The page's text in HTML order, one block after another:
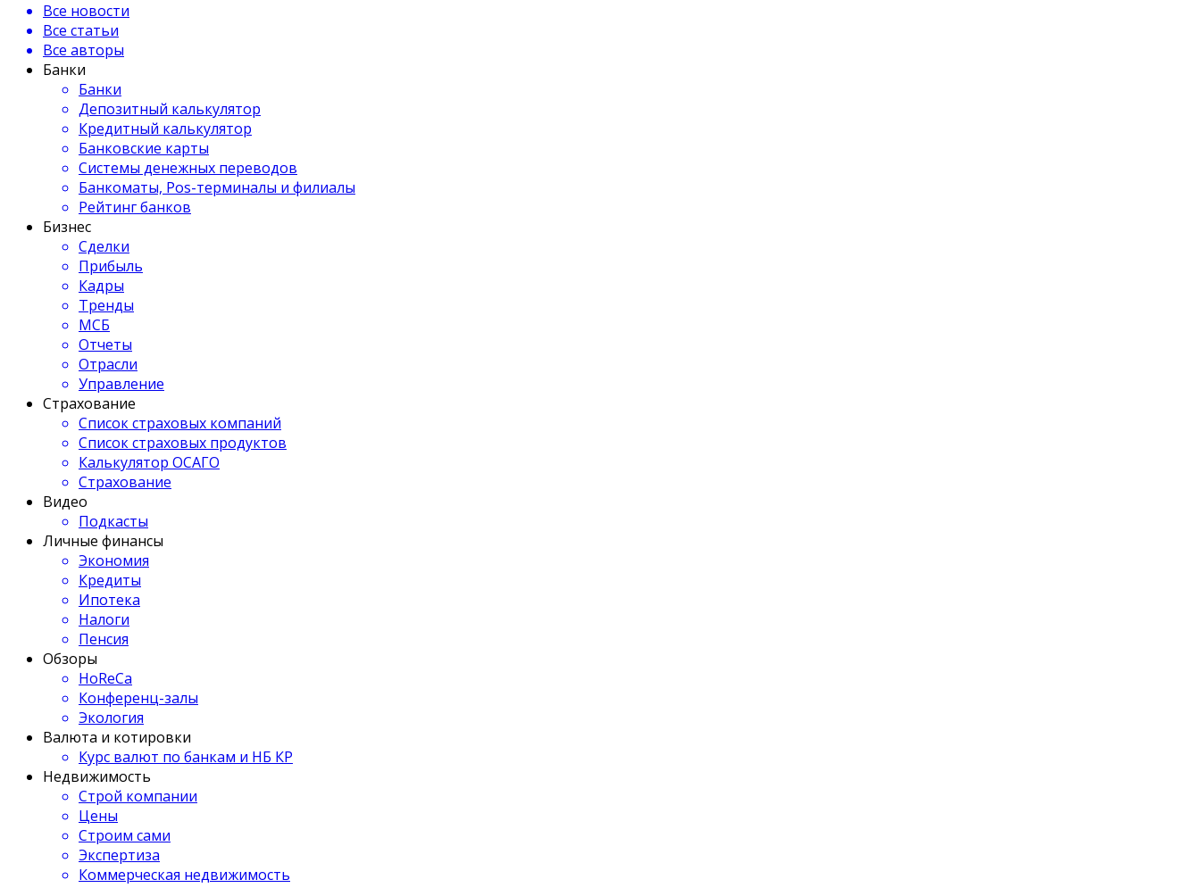
Все новости
Все статьи
Все авторы
Банки
Банки
Депозитный калькулятор
Кредитный калькулятор
Банковские карты
Системы денежных переводов
Банкоматы, Pos-терминалы и филиалы
Рейтинг банков
Бизнес
Сделки
Прибыль
Кадры
Тренды
МСБ
Отчеты
Отрасли
Управление
Страхование
Список страховых компаний
Список страховых продуктов
Калькулятор ОСАГО
Страхование
Видео
Подкасты
Личные финансы
Экономия
Кредиты
Ипотека
Налоги
Пенсия
Обзоры
HoReCa
Конференц-залы
Экология
Валюта и котировки
Курс валют по банкам и НБ КР
Недвижимость
Строй компании
Цены
Строим сами
Экспертиза
Коммерческая недвижимость